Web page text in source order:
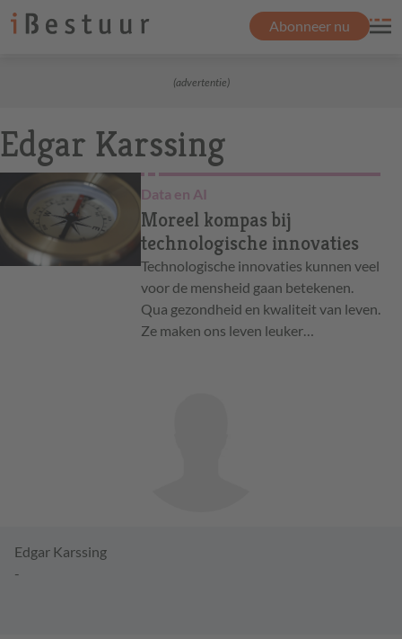
Abonneer nu
(advertentie)
Edgar Karssing
Data en AI
Moreel kompas bij
technologische innovaties
Technologische innovaties kunnen veel
voor de mensheid gaan betekenen.
Qua gezondheid en kwaliteit van leven.
Ze maken ons leven leuker…
Edgar Karssing
-